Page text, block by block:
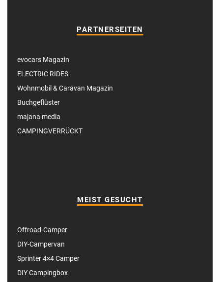
PARTNERSEITEN
evocars Magazin
ELECTRIC RIDES
Wohnmobil & Caravan Magazin
Buchgeflüster
majana media
CAMPINGVERRÜCKT
MEIST GESUCHT
Offroad-Camper
DIY-Campervan
Sprinter 4×4 Camper
DIY Campingbox